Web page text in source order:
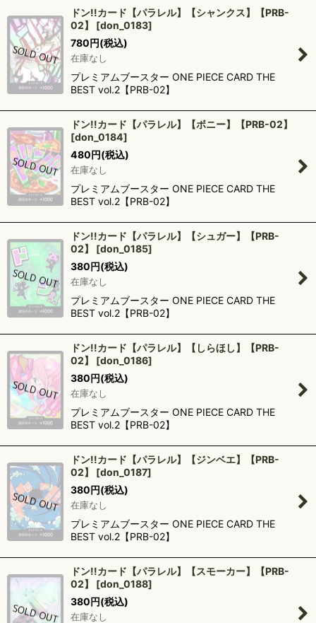
ドン!!カード【パラレル】【シャンクス】【PRB-
02】
[don_0183]
780円(税込)
在庫なし
プレミアムブースター ONE PIECE CARD THE
BEST vol.2【PRB-02】
ドン!!カード【パラレル】【ボニー】【PRB-02】
[don_0184]
480円(税込)
在庫なし
プレミアムブースター ONE PIECE CARD THE
BEST vol.2【PRB-02】
ドン!!カード【パラレル】【シュガー】【PRB-
02】
[don_0185]
380円(税込)
在庫なし
プレミアムブースター ONE PIECE CARD THE
BEST vol.2【PRB-02】
ドン!!カード【パラレル】【しらほし】【PRB-
02】
[don_0186]
380円(税込)
在庫なし
プレミアムブースター ONE PIECE CARD THE
BEST vol.2【PRB-02】
ドン!!カード【パラレル】【ジンベエ】【PRB-
02】
[don_0187]
380円(税込)
在庫なし
プレミアムブースター ONE PIECE CARD THE
BEST vol.2【PRB-02】
ドン!!カード【パラレル】【スモーカー】【PRB-
02】
[don_0188]
380円(税込)
在庫なし